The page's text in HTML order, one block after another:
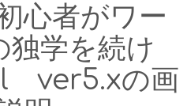
心者がワー
独学を続け
ver5.xの画